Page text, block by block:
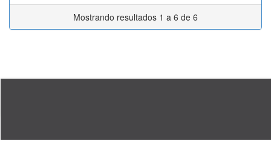
Mostrando resultados 1 a 6 de 6